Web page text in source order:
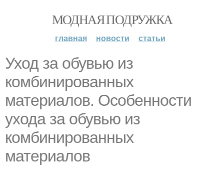
МОДНАЯ ПОДРУЖКА
главная новости статьи
Уход за обувью из
комбинированных
материалов. Особенности
ухода за обувью из
комбинированных
материалов